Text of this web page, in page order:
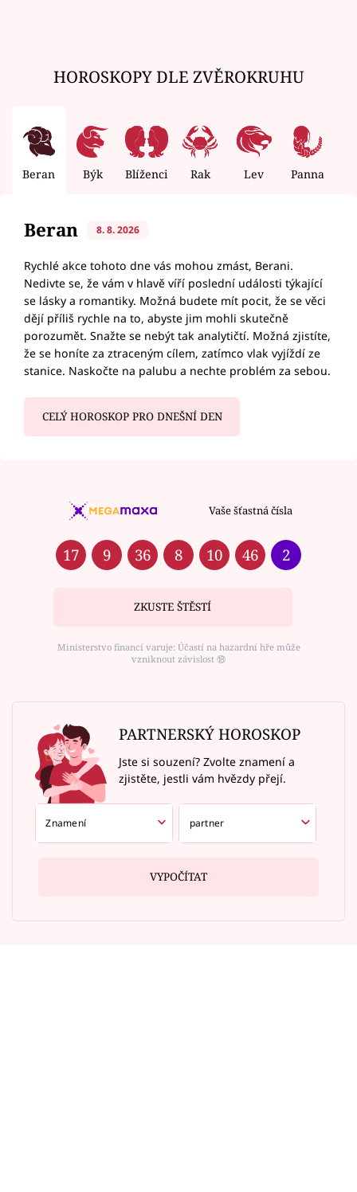
HOROSKOPY DLE ZVĚROKRUHU
Beran Býk Blíženci Rak Lev Panna
Beran 8. 8. 2026
Rychlé akce tohoto dne vás mohou zmást, Berani.
Nedivte se, že vám v hlavě víří poslední události týkající
se lásky a romantiky. Možná budete mít pocit, že se věci
dějí příliš rychle na to, abyste jim mohli skutečně
porozumět. Snažte se nebýt tak analytičtí. Možná zjistíte,
že se honíte za ztraceným cílem, zatímco vlak vyjíždí ze
stanice. Naskočte na palubu a nechte problém za sebou.
CELÝ HOROSKOP PRO DNEŠNÍ DEN
Vaše šťastná čísla
17 9 36 8 10 46 2
ZKUSTE ŠTĚSTÍ
Ministerstvo financí varuje: Účastí na hazardní hře může
vzniknout závislost ⑱
PARTNERSKÝ HOROSKOP
Jste si souzení? Zvolte znamení a
zjistěte, jestli vám hvězdy přejí.
VYPOČÍTAT